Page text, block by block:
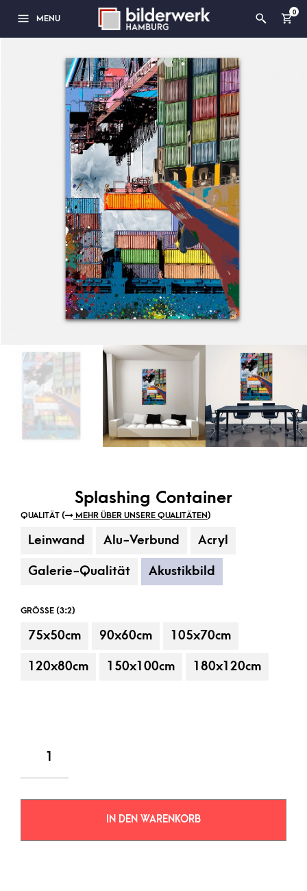
MENU
0
Splashing Container
QUALITÄT ( MEHR ÜBER UNSERE QUALITÄTEN)
Leinwand Alu-Verbund Acryl
Galerie-Qualität Akustikbild
GRÖSSE (3:2)
75x50cm 90x60cm 105x70cm
120x80cm 150x100cm 180x120cm
IN DEN WARENKORB